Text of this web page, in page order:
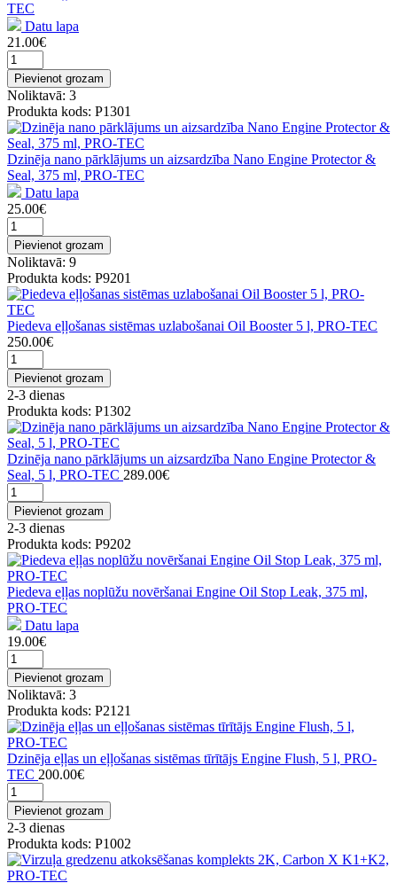
TEC
Datu lapa
21.00€
Pievienot grozam
Noliktavā: 3
Produkta kods: P1301
Dzinēja nano pārklājums un aizsardzība Nano Engine Protector &
Seal, 375 ml, PRO-TEC
Datu lapa
25.00€
Pievienot grozam
Noliktavā: 9
Produkta kods: P9201
Piedeva eļļošanas sistēmas uzlabošanai Oil Booster 5 l, PRO-TEC
250.00€
Pievienot grozam
2-3 dienas
Produkta kods: P1302
Dzinēja nano pārklājums un aizsardzība Nano Engine Protector &
Seal, 5 l, PRO-TEC 289.00€
Pievienot grozam
2-3 dienas
Produkta kods: P9202
Piedeva eļļas noplūžu novēršanai Engine Oil Stop Leak, 375 ml,
PRO-TEC
Datu lapa
19.00€
Pievienot grozam
Noliktavā: 3
Produkta kods: P2121
Dzinēja eļļas un eļļošanas sistēmas tīrītājs Engine Flush, 5 l, PRO-
TEC 200.00€
Pievienot grozam
2-3 dienas
Produkta kods: P1002